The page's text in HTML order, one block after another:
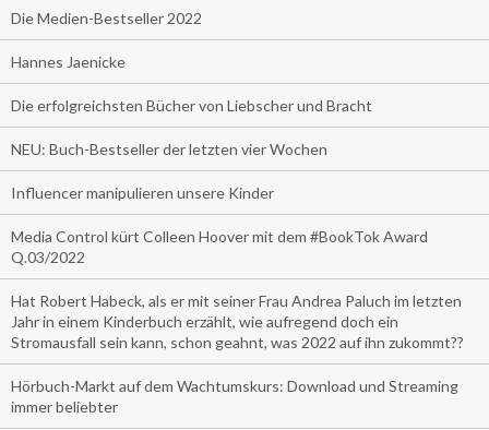
Die Medien-Bestseller 2022
Hannes Jaenicke
Die erfolgreichsten Bücher von Liebscher und Bracht
NEU: Buch-Bestseller der letzten vier Wochen
Influencer manipulieren unsere Kinder
Media Control kürt Colleen Hoover mit dem #BookTok Award
Q.03/2022
Hat Robert Habeck, als er mit seiner Frau Andrea Paluch im letzten
Jahr in einem Kinderbuch erzählt, wie aufregend doch ein
Stromausfall sein kann, schon geahnt, was 2022 auf ihn zukommt??
Hörbuch-Markt auf dem Wachtumskurs: Download und Streaming
immer beliebter